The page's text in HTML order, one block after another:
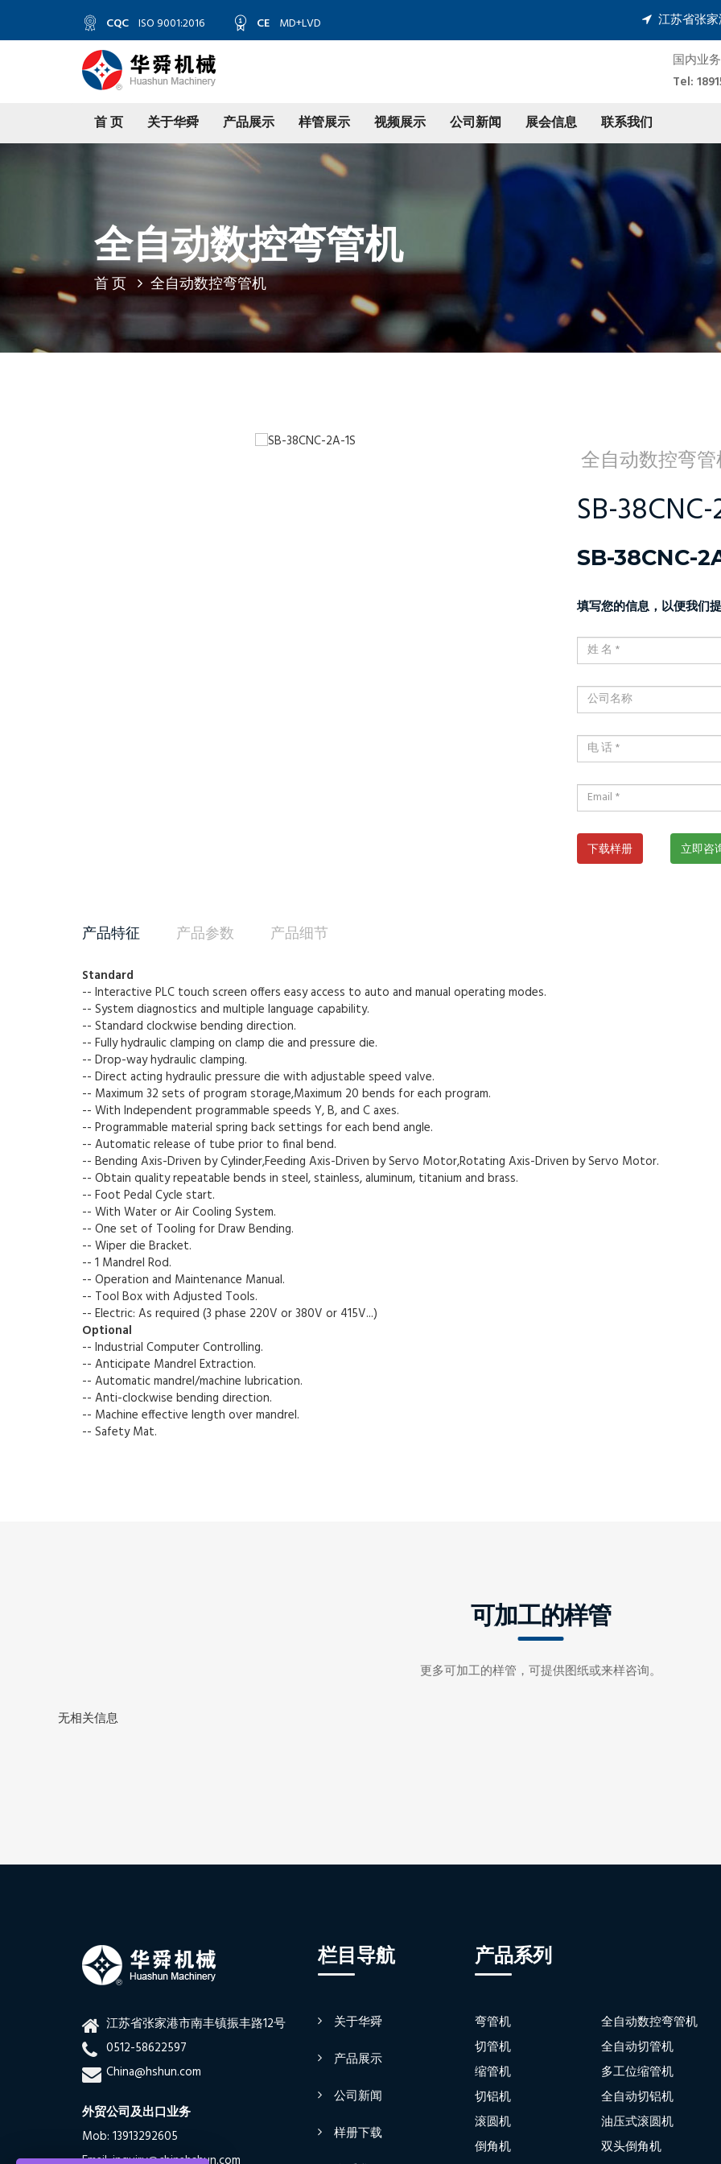
CQC ISO 9001:2016 CE MD+LVD 江苏省张
国内业务
Tel:
首 页 关于华舜 产品展示 样管展示 视频展示 公司新闻 展会信息 联系我们
全自动数控弯管机
首 页 全自动数控弯管机
全自动数控弯
SB-38CNC-
SB-38CNC-
填写您的信息，以便我们
下载样册 立即咨
产品特征 产品参数 产品细节
Standard
-- Interactive PLC touch screen offers easy access to auto and manual operating modes.
-- System diagnostics and multiple language capability.
-- Standard clockwise bending direction.
-- Fully hydraulic clamping on clamp die and pressure die.
-- Drop-way hydraulic clamping.
-- Direct acting hydraulic pressure die with adjustable speed valve.
-- Maximum 32 sets of program storage,Maximum 20 bends for each program.
-- With Independent programmable speeds Y, B, and C axes.
-- Programmable material spring back settings for each bend angle.
-- Automatic release of tube prior to final bend.
-- Bending Axis-Driven by Cylinder,Feeding Axis-Driven by Servo Motor,Rotating Axis-Driven by Servo Motor.
-- Obtain quality repeatable bends in steel, stainless, aluminum, titanium and brass.
-- Foot Pedal Cycle start.
-- With Water or Air Cooling System.
-- One set of Tooling for Draw Bending.
-- Wiper die Bracket.
-- 1 Mandrel Rod.
-- Operation and Maintenance Manual.
-- Tool Box with Adjusted Tools.
-- Electric: As required (3 phase 220V or 380V or 415V...)
Optional
-- Industrial Computer Controlling.
-- Anticipate Mandrel Extraction.
-- Automatic mandrel/machine lubrication.
-- Anti-clockwise bending direction.
-- Machine effective length over mandrel.
-- Safety Mat.
可加工的样管
更多可加工的样管，可提供图纸或来样咨询。
无相关信息
江苏省张家港市南丰镇振丰路12号
0512-58622597
China@hshun.com
外贸公司及出口业务
Mob: 13913292605
栏目导航
关于华舜
产品展示
公司新闻
样册下载
产品系列
弯管机
切管机
缩管机
切铝机
滚圆机
倒角机
全自动数控弯管机
全自动切管机
多工位缩管机
全自动切铝机
油压式滚圆机
双头倒角机